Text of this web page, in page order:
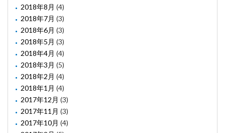
2018年8月 (4)
2018年7月 (3)
2018年6月 (3)
2018年5月 (3)
2018年4月 (4)
2018年3月 (5)
2018年2月 (4)
2018年1月 (4)
2017年12月 (3)
2017年11月 (3)
2017年10月 (4)